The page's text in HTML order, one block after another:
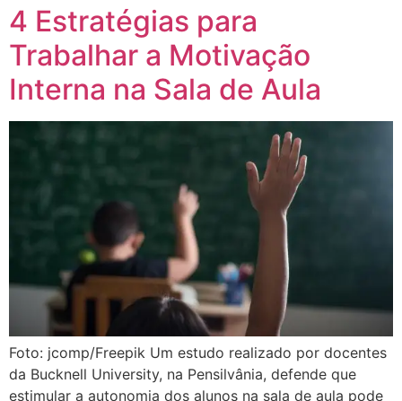
4 Estratégias para
Trabalhar a Motivação
Interna na Sala de Aula
Foto: jcomp/Freepik Um estudo realizado por docentes
da Bucknell University, na Pensilvânia, defende que
estimular a autonomia dos alunos na sala de aula pode